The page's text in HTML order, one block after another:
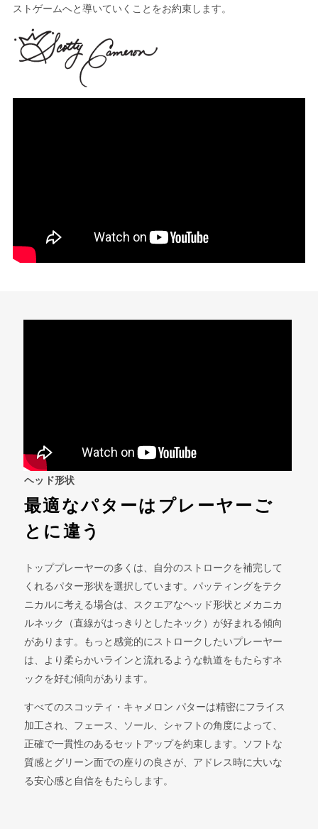
ストゲームへと導いていくことをお約束します。
ヘッド形状
最適なパターはプレーヤーご
とに違う
トッププレーヤーの多くは、自分のストロークを補完して
くれるパター形状を選択しています。パッティングをテク
ニカルに考える場合は、スクエアなヘッド形状とメカニカ
ルネック（直線がはっきりとしたネック）が好まれる傾向
があります。もっと感覚的にストロークしたいプレーヤー
は、より柔らかいラインと流れるような軌道をもたらすネ
ックを好む傾向があります。
すべてのスコッティ・キャメロン パターは精密にフライス
加工され、フェース、ソール、シャフトの角度によって、
正確で一貫性のあるセットアップを約束します。ソフトな
質感とグリーン面での座りの良さが、アドレス時に大いな
る安心感と自信をもたらします。